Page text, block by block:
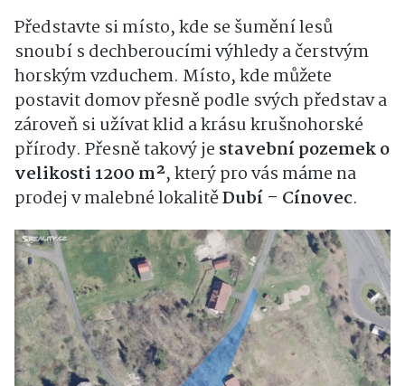
Představte si místo, kde se šumění lesů
snoubí s dechberoucími výhledy a čerstvým
horským vzduchem. Místo, kde můžete
postavit domov přesně podle svých představ a
zároveň si užívat klid a krásu krušnohorské
přírody. Přesně takový je stavební pozemek o
velikosti 1200 m², který pro vás máme na
prodej v malebné lokalitěDubí – Cínovec.